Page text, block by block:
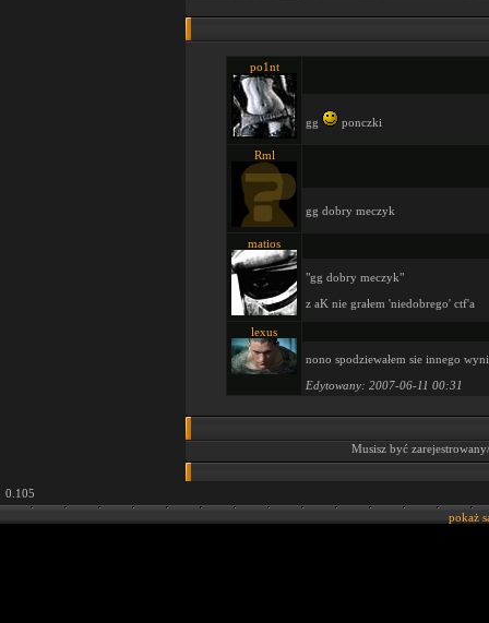
po1nt
gg ponczki
Rml
gg dobry meczyk
matios
"gg dobry meczyk"
z aK nie grałem 'niedobrego' ctf'a
lexus
nono spodziewałem sie innego
Edytowany: 2007-06-11 00:31
Musisz być
0.105
pokaż